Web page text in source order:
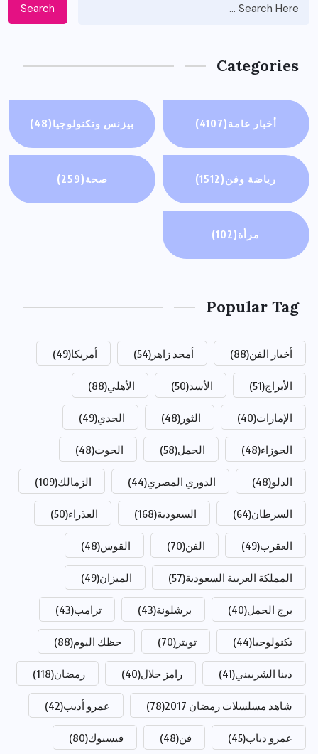
Search
Categories
أخبار عامة(4107) بيزنس وتكنولوجيا(48)
رياضة وفن(1512) صحة(259)
مرأة(102)
Popular Tag
أخبار الفن(88) أمجد زاهر (54) أمريكا(49)
الأبراج(51) الأسد(50) الأهلي(88)
الإمارات(40) الثور (48) الجدي(49)
الجوزاء(48) الحمل(58) الحوت(48)
الدلو(48) الدوري المصري(44) الزمالك(109)
السرطان(64) السعودية(168) العذراء(50)
العقرب(49) الفن(70) القوس(48)
المملكة العربية السعودية(57) الميزان(49)
برج الحمل(40) برشلونة(43) ترامب(43)
تكنولوجيا(44) تويتر (70) حظك اليوم(88)
دينا الشربيني(41) رامز جلال(40) رمضان(118)
شاهد مسلسلات رمضان 2017 (78) عمرو أديب(42)
عمرو دياب(45) فن(48) فيسبوك(80)